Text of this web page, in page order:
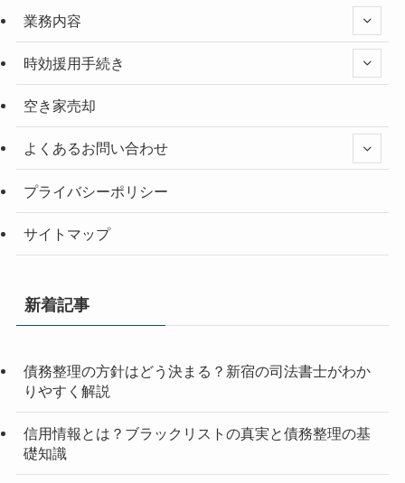
業務内容
時効援用手続き
空き家売却
よくあるお問い合わせ
プライバシーポリシー
サイトマップ
新着記事
債務整理の方針はどう決まる？新宿の司法書士がわか
りやすく解説
信用情報とは？ブラックリストの真実と債務整理の基
礎知識